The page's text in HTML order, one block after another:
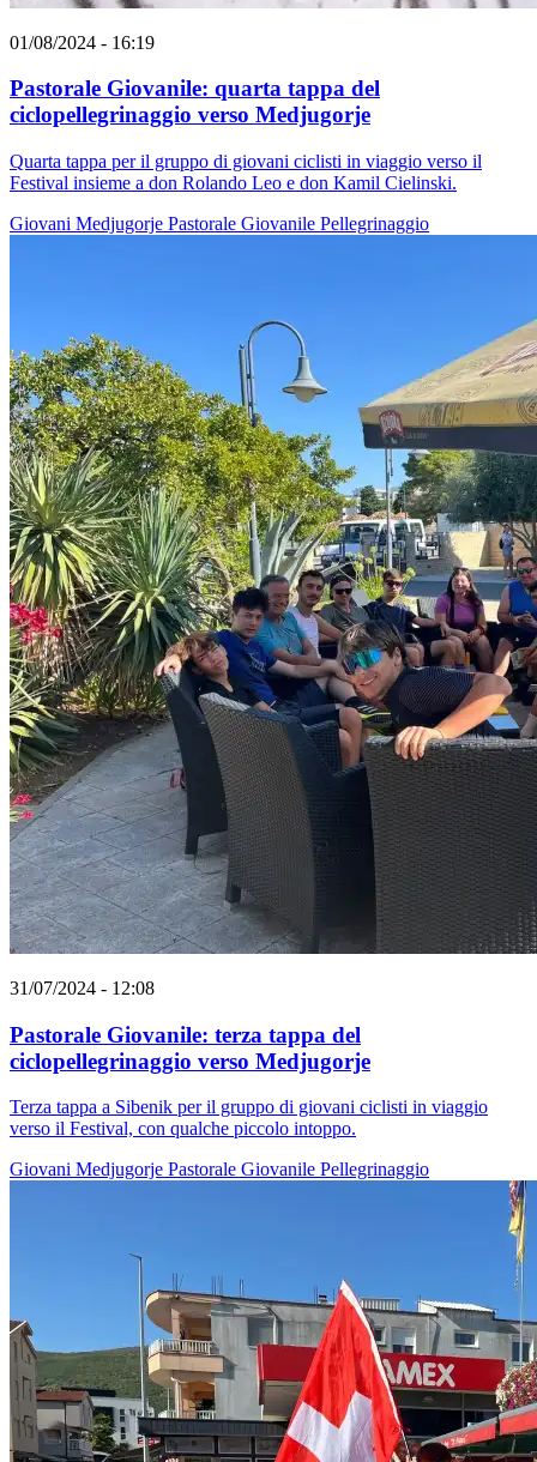
01/08/2024 - 16:19
Pastorale Giovanile: quarta tappa del
ciclopellegrinaggio verso Medjugorje
Quarta tappa per il gruppo di giovani ciclisti in viaggio verso il
Festival insieme a don Rolando Leo e don Kamil Cielinski.
Giovani Medjugorje Pastorale Giovanile Pellegrinaggio
31/07/2024 - 12:08
Pastorale Giovanile: terza tappa del
ciclopellegrinaggio verso Medjugorje
Terza tappa a Sibenik per il gruppo di giovani ciclisti in viaggio
verso il Festival, con qualche piccolo intoppo.
Giovani Medjugorje Pastorale Giovanile Pellegrinaggio